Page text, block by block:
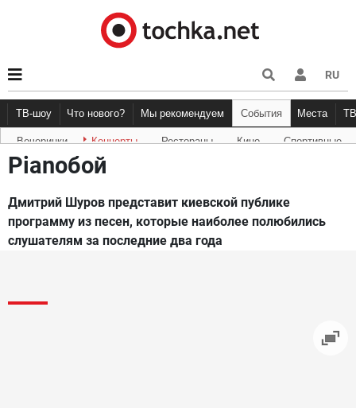
RU
ТВ-шоу Что нового?
Новости афиши Рецензии Куда пойти Точка
Мы рекомендуем События Места
Вечеринки Концерты Рестораны Кино Спортивные
Pianoбой
Дмитрий Шуров представит киевской публике
программу из песен, которые наиболее полюбились
слушателям за последние два года